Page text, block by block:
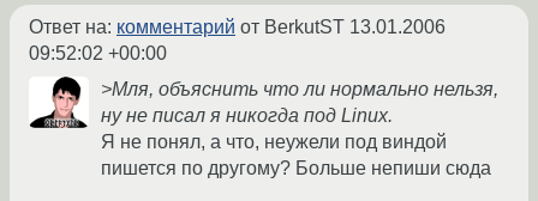
Ответ на: комментарий от BerkutST 13.01.2006
09:52:02 +00:00
>Мля, объяснить что ли нормально нельзя,
ну не писал я никогда под Linux.
Я не понял, а что, неужели под виндой
пишется по другому? Больше непиши сюда